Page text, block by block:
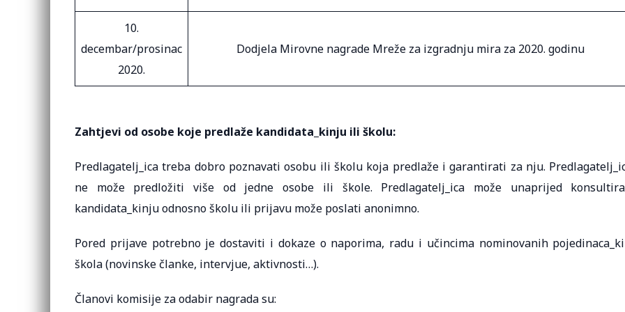
10.
decembar/prosinac
2020.
Dodjela Mirovne nagrade Mreže za izgradnju mira za 2020. godinu
Zahtjevi od osobe koje predlaže kandidata_kinju ili školu:
Predlagatelj_ica treba dobro poznavati osobu ili školu koja predlaže i garantirati za nju.
ne može predložiti više od jedne osobe ili škole. Predlagatelj_ica može unaprijed
kandidata_kinju odnosno školu ili prijavu može poslati anonimno.
Pored prijave potrebno je dostaviti i dokaze o naporima, radu i učincima nominovanih
škola (novinske članke, intervjue, aktivnosti…).
Članovi komisije za odabir nagrada su: